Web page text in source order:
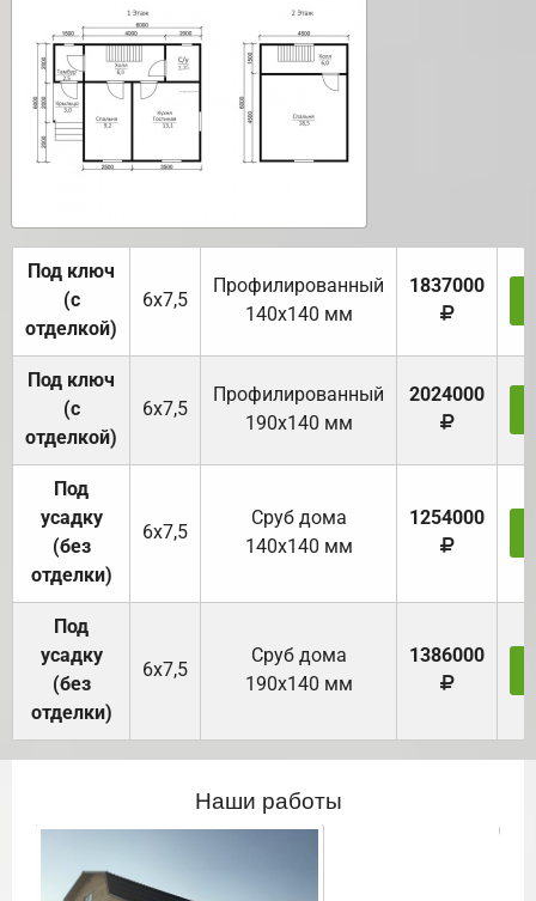
Под ключ
(с
отделкой)
6х7,5
Профилированный
140х140 мм
1837000
Под ключ
(с
отделкой)
6х7,5
Профилированный
190х140 мм
2024000
Под
усадку
(без
отделки)
6х7,5
Cруб дома
140х140 мм
1254000
Под
усадку
(без
отделки)
6х7,5
Cруб дома
190х140 мм
1386000
Наши работы